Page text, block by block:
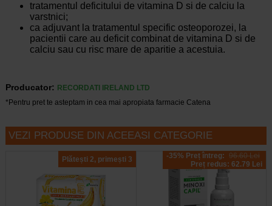
tratamentul deficitului de vitamina D si de calciu la
varstnici;
ca adjuvant la tratamentul specific osteoporozei, la
pacientii care au deficit combinat de vitamina D si de
calciu sau cu risc mare de aparitie a acestuia.
Producator:
RECORDATI IRELAND LTD
*Pentru pret te asteptam in cea mai apropiata farmacie Catena
VEZI PRODUSE DIN ACEEASI CATEGORIE
Plătești 2, primești 3 -35% Preț întreg: 96.60 Lei
Preț redus: 62.79 Lei